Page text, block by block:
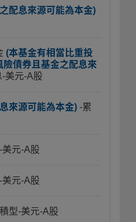
配息來源可能為本金)
(本基金有相當比重投
債券且基金之配息來
-美元-A股
來源可能為本金) -累
美元-A股
美元-A股
型-美元-A股